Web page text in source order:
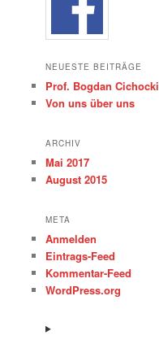
NEUESTE BEITRÄGE
Prof. Bogdan Cichocki
Von uns über uns
ARCHIV
Mai 2017
August 2015
META
Anmelden
Eintrags-Feed
Kommentar-Feed
WordPress.org